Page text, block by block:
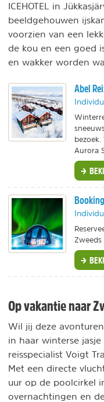
ICEHOTEL in
beeldgehouwen
voorzien van een
de kou en een goed
en wakker worden
Abel
Aurora
Op vakantie naar
Wil jij deze
in haar winterse jasje
reisspecialist Voigt
Met een directe
uur op de poolcirkel
overnachtingen en